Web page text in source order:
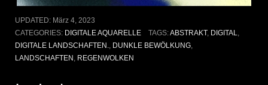
UPDATED: März 4, 2023
CATEGORIES: DIGITALE AQUARELLE TAGS:ABSTRAKT, DIGITAL
DIGITALE LANDSCHAFTEN.
DUNKLE BEWÖLKUNG
LANDSCHAFTEN REGENWOLKEN